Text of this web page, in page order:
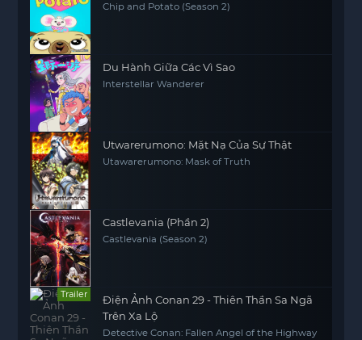
Chip and Potato (Season 2)
Du Hành Giữa Các Vì Sao
Interstellar Wanderer
Utwarerumono: Mặt Nạ Của Sự Thật
Utawarerumono: Mask of Truth
Castlevania (Phần 2)
Castlevania (Season 2)
Trailer
Điện Ảnh Conan 29 - Thiên Thần Sa Ngã
Trên Xa Lộ
Detective Conan: Fallen Angel of the Highway